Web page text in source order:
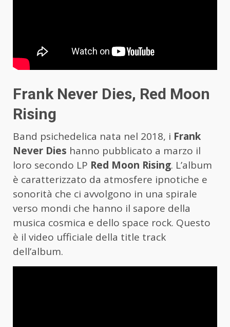
Frank Never Dies, Red Moon
Rising
Band psichedelica nata nel 2018, i Frank
Never Dies hanno pubblicato a marzo il
loro secondo LP Red Moon Rising. L’album
è caratterizzato da atmosfere ipnotiche e
sonorità che ci avvolgono in una spirale
verso mondi che hanno il sapore della
musica cosmica e dello space rock. Questo
è il video ufficiale della title track
dell’album.